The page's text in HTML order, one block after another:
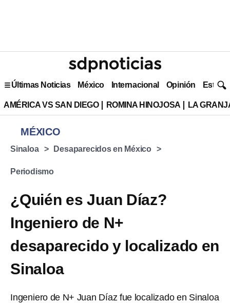
Últimas Noticias México Internacional Opinión Estilo
AMÉRICA VS SAN DIEGO ROMINA HINOJOSA LA
MÉXICO
Sinaloa Desaparecidos en México
Periodismo
¿Quién es Juan Díaz?
Ingeniero de N+
desaparecido y localizado en
Sinaloa
Ingeniero de N+ Juan Díaz fue localizado en Sinaloa